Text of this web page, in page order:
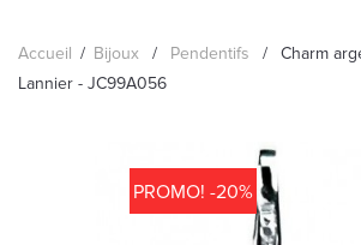
MONTRES
LES GEORGETTES
Accueil / Bijoux / Pendentifs /
Charm
Lannier - JC99A056
PROMO! -20%